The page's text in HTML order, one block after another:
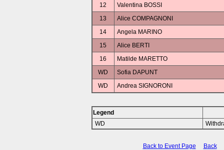
12
Valentina BOSSI
13
Alice COMPAGNONI
14
Angela MARINO
15
Alice BERTI
16
Matilde MARETTO
WD
Sofia DAPUNT
WD
Andrea SIGNORONI
Legend
WD
Back to Event Page Back